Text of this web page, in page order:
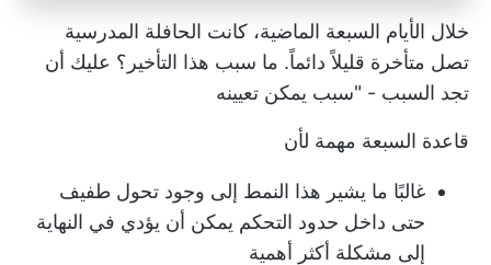
خلال الأيام السبعة الماضية، كانت الحافلة المدرسية
تصل متأخرة قليلاً دائماً. ما سبب هذا التأخير؟ عليك أن
تجد السبب - "سبب يمكن تعيينه
قاعدة السبعة مهمة لأن
غالبًا ما يشير هذا النمط إلى وجود تحول طفيف
حتى داخل حدود التحكم يمكن أن يؤدي في النهاية
إلى مشكلة أكثر أهمية